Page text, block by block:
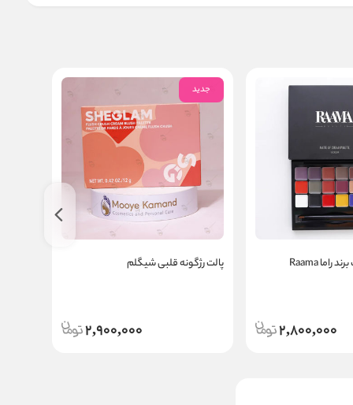
2,800,000
جدید
پالت رژگونه قلبی شیگلم
2,900,000